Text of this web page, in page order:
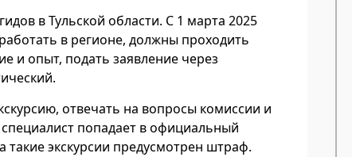
в Тульской области. С 1 марта 2025
в регионе, должны проходить
и опыт, подать заявление через
отвечать на вопросы комиссии и
попадает в официальный
такие экскурсии предусмотрен штраф.